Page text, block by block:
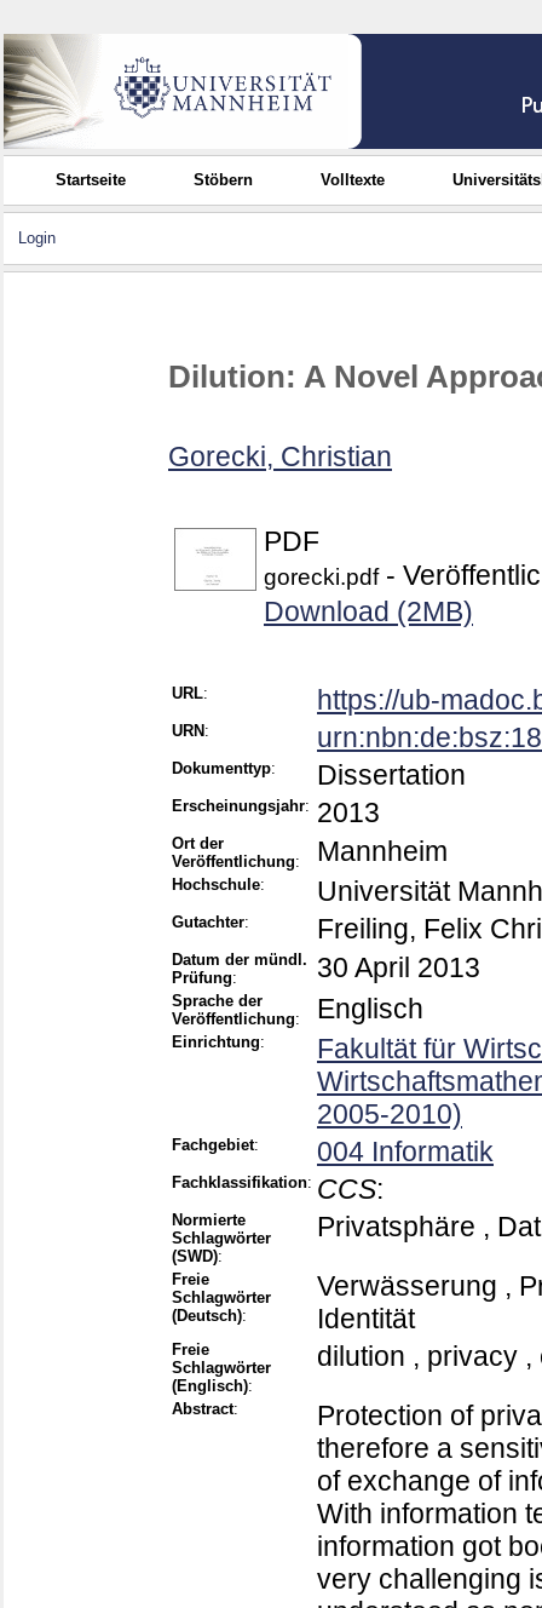
Startseite Stöbern Volltexte
Login
Dilution: A Novel
Gorecki, Christian
PDF
gorecki.pdf-
Download (2MB)
URL: https://ub-
URN :
Dokumenttyp: Dissertation
Erscheinungsjahr: 2013
Ort der
Veröffentlichung: Mannheim
Hochschule: Universität
Gutachter: Freiling, Felix
Datum der mündl.
Prüfung: 30 April 2013
Sprache der
Veröffentlichung: Englisch
Einrichtung:
Fakultät für
2005-2010)
Fachgebiet: 004 Informatik
Fachklassifikation: CCS:
Normierte
Schlagwörter
(SWD):
Privatsphäre ,
Freie
Schlagwörter
(Deutsch):
Verwässerung ,
Identität
Freie
Schlagwörter
(Englisch):
dilution , privacy
Abstract:
Protection of
therefore a
of exchange of
With information
information got
very challenging